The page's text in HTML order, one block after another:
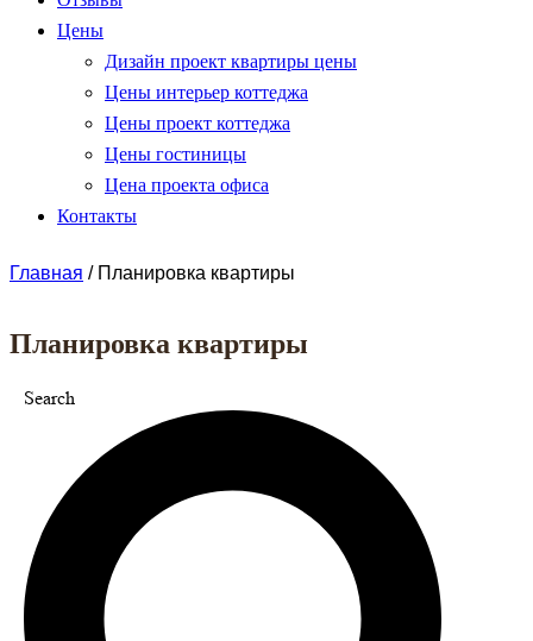
Цены
Дизайн проект квартиры цены
Цены интерьер коттеджа
Цены проект коттеджа
Цены гостиницы
Цена проекта офиса
Контакты
Главная / Планировка квартиры
Планировка квартиры
Search